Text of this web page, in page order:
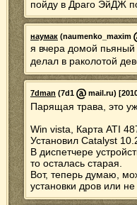
пойду в Драго ЭйДЖ
наумак (naumenko_maxim
я вчера домой
делал в раколотой
7dman (7d1 mail.ru)
Парящая трава, это
Win vista, Карта ATI
Установил Catalyst
В диспетчере
то осталась старая.
Вот, теперь думаю,
установки дров или